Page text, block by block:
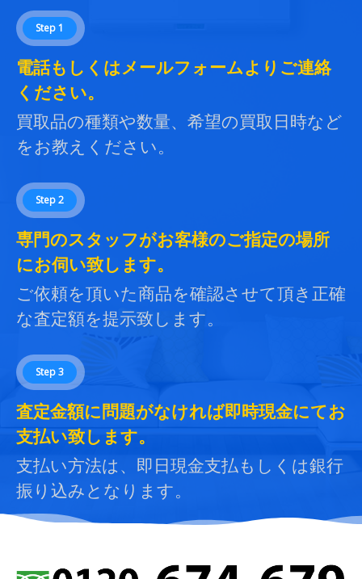
Step 1
電話もしくはメールフォームよりご連絡
ください。
買取品の種類や数量、希望の買取日時など
をお教えください。
Step 2
専門のスタッフがお客様のご指定の場所
にお伺い致します。
ご依頼を頂いた商品を確認させて頂き正確
な査定額を提示致します。
Step 3
査定金額に問題がなければ即時現金にてお
支払い致します。
支払い方法は、即日現金支払もしくは銀行
振り込みとなります。